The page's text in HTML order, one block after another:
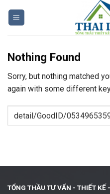
Nothing Found
Sorry, but nothing matched
again with some different
TỔNG THẦU TƯ VẤN - THIẾT KẾ -